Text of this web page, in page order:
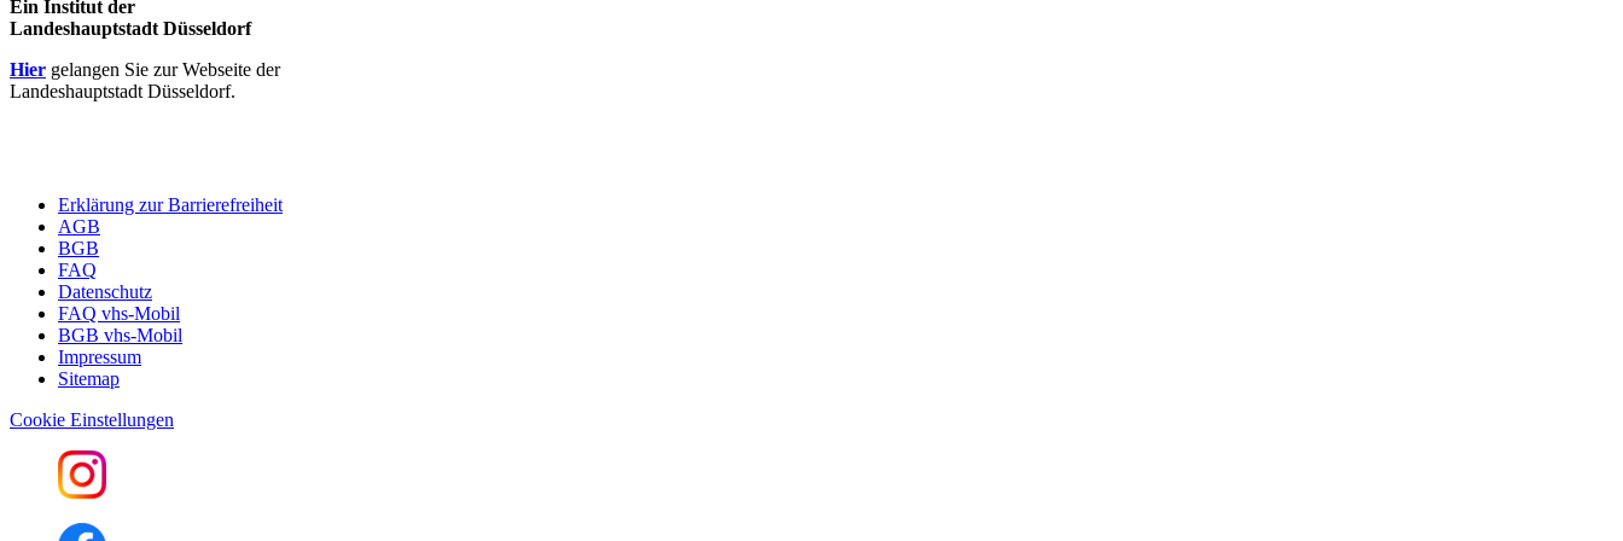
Ein Institut der
Landeshauptstadt Düsseldorf
Hier gelangen Sie zur Webseite der
Landeshauptstadt Düsseldorf.
Erklärung zur Barrierefreiheit
AGB
BGB
FAQ
Datenschutz
FAQ vhs-Mobil
BGB vhs-Mobil
Impressum
Sitemap
Cookie Einstellungen